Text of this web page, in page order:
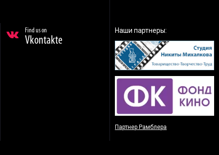
Find us on
Vkontakte
Наши партнеры:
Партнер Рамблера